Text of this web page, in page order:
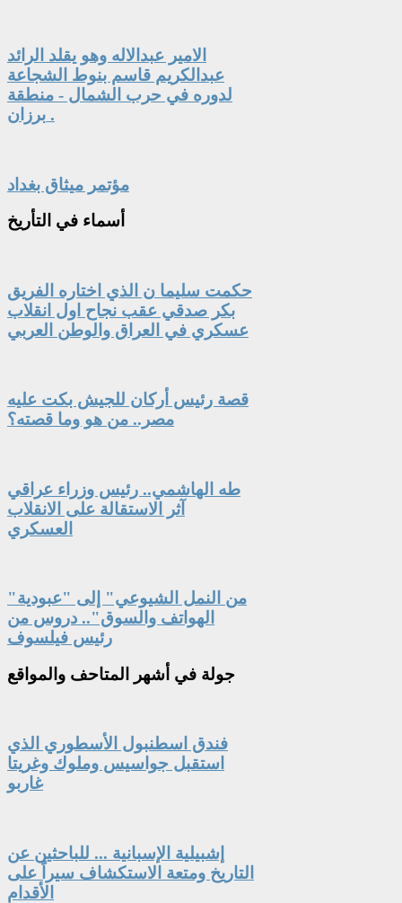
الامير عبدالاله وهو يقلد الرائد
عبدالكريم قاسم بنوط الشجاعة
لدوره في حرب الشمال - منطقة
برزان .
مؤتمر ميثاق بغداد
أسماء في التأريخ
حكمت سليما ن الذي اختاره الفريق
بكر صدقي عقب نجاح اول انقلاب
عسكري في العراق والوطن العربي
قصة رئيس أركان للجيش بكت عليه
مصر.. من هو وما قصته؟
طه الهاشمي.. رئيس وزراء عراقي
آثر الاستقالة على الانقلاب
العسكري
"من النمل الشيوعي" إلى "عبودية
الهواتف والسوق".. دروس من
رئيس فيلسوف
جولة في أشهر المتاحف والمواقع
فندق اسطنبول الأسطوري الذي
استقبل جواسيس وملوك وغريتا
غاربو
إشبيلية الإسبانية ... للباحثين عن
التاريخ ومتعة الاستكشاف سيراً على
الأقدام